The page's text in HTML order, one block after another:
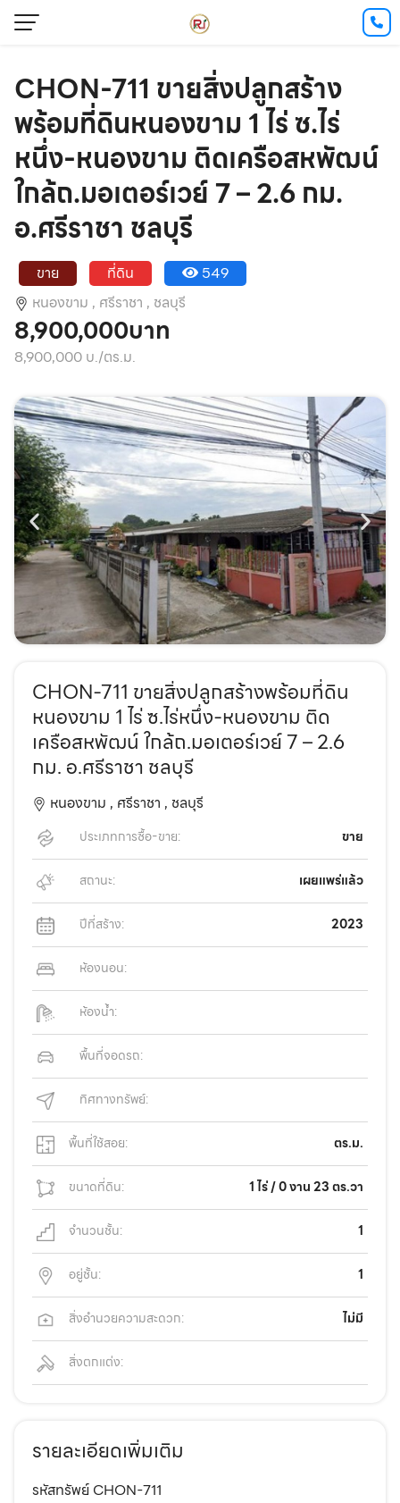
CHON-711 ขายสิ่งปลูกสร้าง
พร้อมที่ดินหนองขาม 1 ไร่ ซ.ไร่
หนึ่ง-หนองขาม ติดเครือสหพัฒน์
ใกล้ถ.มอเตอร์เวย์ 7 – 2.6 กม.
อ.ศรีราชา ชลบุรี
ขาย ที่ดิน
549
หนองขาม , ศรีราชา , ชลบุรี
8,900,000บาท
8,900,000 บ./ตร.ม.
CHON-711 ขายสิ่งปลูกสร้างพร้อมที่ดิน
หนองขาม 1 ไร่ ซ.ไร่หนึ่ง-หนองขาม ติด
เครือสหพัฒน์ ใกล้ถ.มอเตอร์เวย์ 7 – 2.6
กม. อ.ศรีราชา ชลบุรี
หนองขาม , ศรีราชา , ชลบุรี
ประเภทการซื้อ-ขาย: ขาย
สถานะ: เผยแพร่แล้ว
ปีที่สร้าง: 2023
ห้องนอน:
ห้องน้ำ:
พื้นที่จอดรถ:
ทิศทางทรัพย์:
พื้นที่ใช้สอย: ตร.ม.
ขนาดที่ดิน: 1 ไร่ / 0 งาน 23 ตร.วา
จำนวนชั้น: 1
อยู่ชั้น: 1
สิ่งอำนวยความสะดวก: ไม่มี
สิ่งตกแต่ง:
รายละเอียดเพิ่มเติม
รหัสทรัพย์ CHON-711